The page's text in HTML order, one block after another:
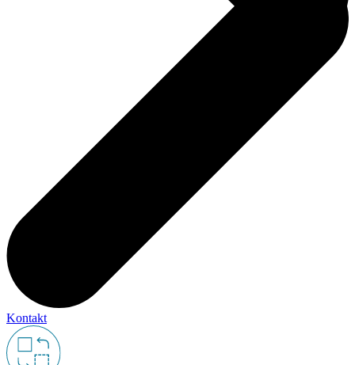
Kontakt